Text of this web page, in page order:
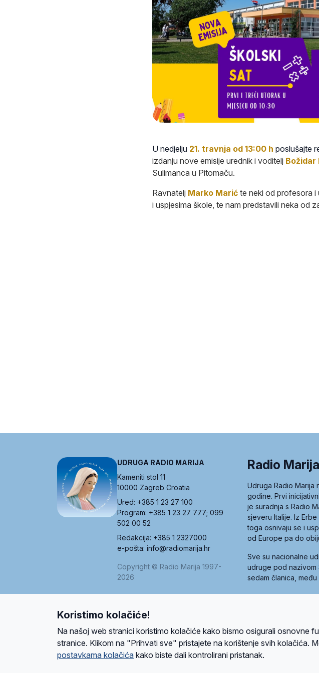
U nedjelju 21. travnja od 13:00 h poslušajte
izdanju nove emisije urednik i voditelj Božidar
Sulimanca u Pitomaču.
Ravnatelj Marko Marić te neki od profesora i
i uspjesima škole, te nam predstavili neka od
UDRUGA RADIO MARIJA
Kameniti stol 11
10000 Zagreb Croatia
Ured: +385 1 23 27 100
Program: +385 1 23 27 777; 099
502 00 52
Redakcija: +385 1 2327000
e-pošta: info@radiomarija.hr
Copyright © Radio Marija 1997-
2026
Radio Marija
Udruga Radio Marija
godine. Prvi
je suradnja s Radio
sjeveru Italije. Iz
toga osnivaju se i
od Europe pa do
Sve su nacionalne
udruge pod nazivom
sedam članica,
Ova stranica je zaštićena Google reCAPTCHA sustavom
Koristimo kolačiće!
Na našoj web stranici koristimo kolačiće kako bismo osigurali osnovne
stranice. Klikom na "Prihvati sve" pristajete na korištenje svih kolačića.
postavkama kolačića kako biste dali kontrolirani pristanak.